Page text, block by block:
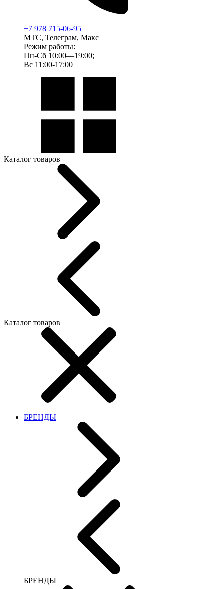
+7 978 715-06-95
МТС, Телеграм, Макс
Режим работы:
Пн-Сб 10:00—19:00;
Вс 11:00-17:00
Каталог товаров
Каталог товаров
БРЕНДЫ
БРЕНДЫ